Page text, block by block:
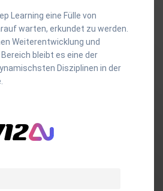
Learning eine Fülle von
warten, erkundet zu werden.
Weiterentwicklung und
bleibt es eine der
Disziplinen in der